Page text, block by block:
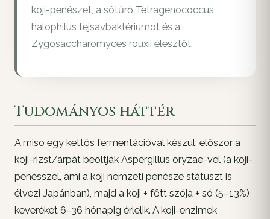
koji-penészet, a sótűrő Tetragenococcus
halophilus tejsavbaktériumot és a
Zygosaccharomyces rouxii élesztőt.
Tudományos háttér
A miso egy kettős fermentációval készül: először a
koji-rizst/árpát beoltják Aspergillus oryzae-vel (a koji-
penésszel, ami a koji nemzeti penésze státuszt is
élvezi Japánban), majd a koji + főtt szója + só (5–13%)
keveréket 6–36 hónapig érlelik. A koji-enzimek